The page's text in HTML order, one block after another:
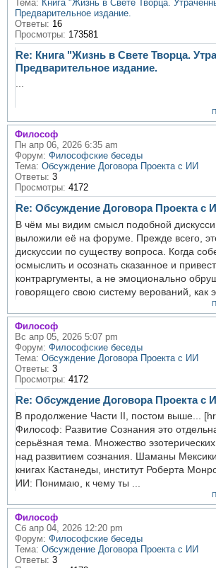
Тема: Книга "Жизнь в Свете Творца.
Предварительное издание.
Ответы: 16
Просмотры: 173581
Re: Книга "Жизнь в Свете Творца.
Предварительное издание.
Философ
Пн апр 06, 2026 6:35 am
Форум: Философские беседы
Тема: Обсуждение Договора Проекта с ИИ
Ответы: 3
Просмотры: 4172
Re: Обсуждение Договора Проекта с
В чём мы видим смысл подобной
выложили её на форуме. Прежде всего,
дискуссии по существу вопроса. Когда
осмыслить и осознать сказанное и
контраргументы, а не эмоционально
говорящего свою систему верований, как
Философ
Вс апр 05, 2026 5:07 pm
Форум: Философские беседы
Тема: Обсуждение Договора Проекта с ИИ
Ответы: 3
Просмотры: 4172
Re: Обсуждение Договора Проекта с
В продолжение Части II, постом выше...
Философ: Развитие Сознания это
серьёзная тема. Множество
над развитием сознания. Шаманы
книгах Кастанеды, институт Роберта
ИИ: Понимаю, к чему ты ...
Философ
Сб апр 04, 2026 12:20 pm
Форум: Философские беседы
Тема: Обсуждение Договора Проекта с ИИ
Ответы: 3